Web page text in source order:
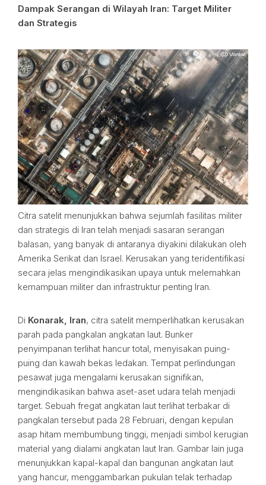
Dampak Serangan di Wilayah Iran: Target Militer
dan Strategis
Citra satelit menunjukkan bahwa sejumlah fasilitas militer
dan strategis di Iran telah menjadi sasaran serangan
balasan, yang banyak di antaranya diyakini dilakukan oleh
Amerika Serikat dan Israel. Kerusakan yang teridentifikasi
secara jelas mengindikasikan upaya untuk melemahkan
kemampuan militer dan infrastruktur penting Iran.
Di Konarak, Iran, citra satelit memperlihatkan kerusakan
parah pada pangkalan angkatan laut. Bunker
penyimpanan terlihat hancur total, menyisakan puing-
puing dan kawah bekas ledakan. Tempat perlindungan
pesawat juga mengalami kerusakan signifikan,
mengindikasikan bahwa aset-aset udara telah menjadi
target. Sebuah fregat angkatan laut terlihat terbakar di
pangkalan tersebut pada 28 Februari, dengan kepulan
asap hitam membumbung tinggi, menjadi simbol kerugian
material yang dialami angkatan laut Iran. Gambar lain juga
menunjukkan kapal-kapal dan bangunan angkatan laut
yang hancur, menggambarkan pukulan telak terhadap